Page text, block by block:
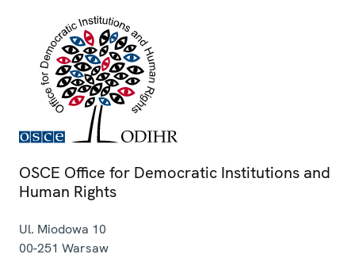
OSCE Office for Democratic Institutions and
Human Rights
Ul. Miodowa 10
00-251 Warsaw